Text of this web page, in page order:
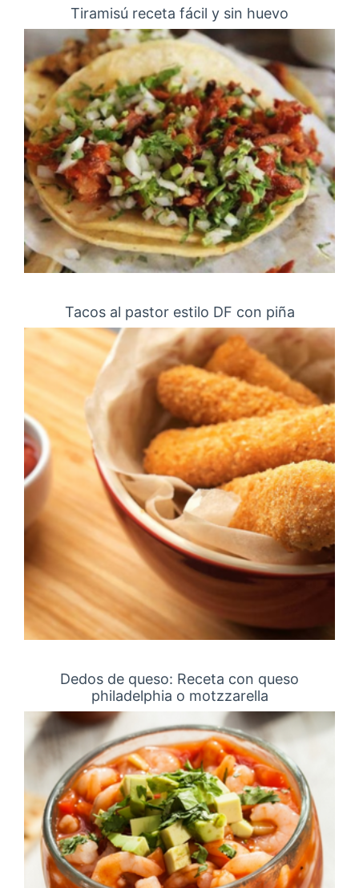
Tiramisú receta fácil y sin huevo
Tacos al pastor estilo DF con piña
Dedos de queso: Receta con queso
philadelphia o motzzarella